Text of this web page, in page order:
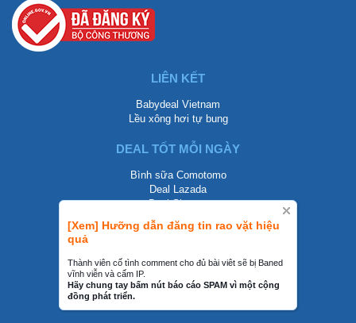
[Xem] Hưỡng dẫn đăng tin rao vặt hiệu
quả
Thành viên cố tình comment cho đủ bài viêt sẽ bị Baned
vĩnh viễn và cấm IP.
Hãy chung tay bấm nút báo cáo SPAM vì một cộng
đồng phát triển.
LIÊN KẾT
Babydeal Vietnam
Lều xông hơi tự bung
DEAL TỐT MỖI NGÀY
Bình sữa Comotomo
Deal Lazada
Deal Shopee
LIÊN HỆ
0858002468
contact@mraovat.vn